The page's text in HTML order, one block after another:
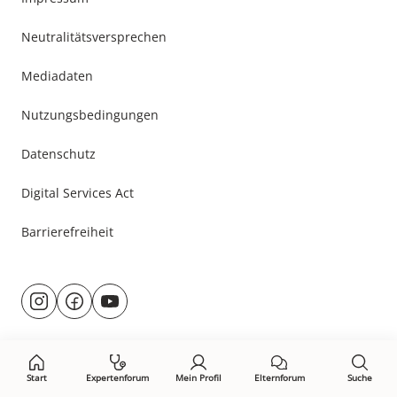
Start Expertenforum Mein Profil Elternforum Suche
Neutralitätsversprechen
Mediadaten
Nutzungsbedingungen
Datenschutz
Digital Services Act
Barrierefreiheit
Besuche
uns@rund.ums.baby
facebook.com/rundumsbaby.de
youtube.com/@rundumsbaby_